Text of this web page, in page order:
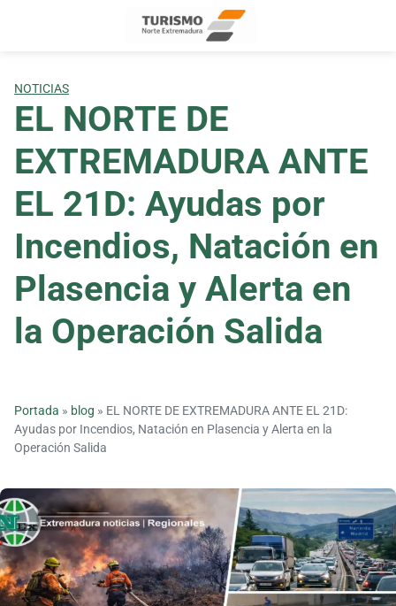
NOTICIAS
EL NORTE DE
EXTREMADURA ANTE
EL 21D: Ayudas por
Incendios, Natación en
Plasencia y Alerta en
la Operación Salida
Portada » blog » EL NORTE DE EXTREMADURA ANTE EL 21D:
Ayudas por Incendios, Natación en Plasencia y Alerta en la
Operación Salida